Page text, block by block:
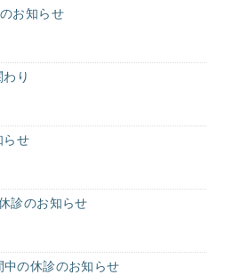
お知らせ
り
らせ
診のお知らせ
中の休診のお知らせ